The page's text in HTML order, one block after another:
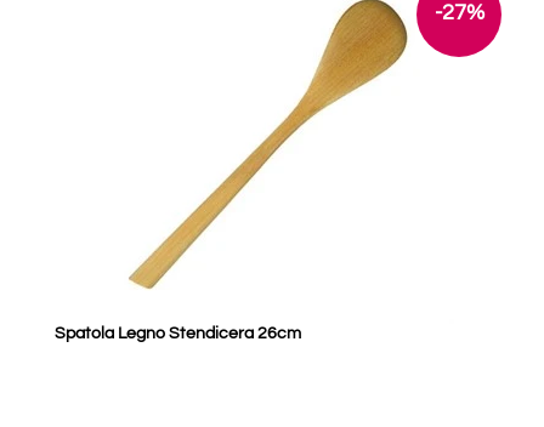
-27%
Spatola Legno Stendicera 26cm